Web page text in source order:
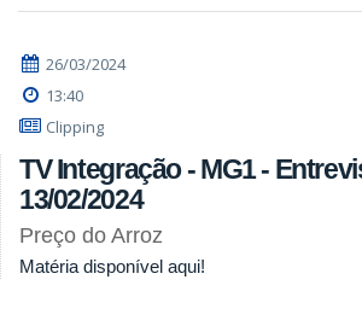
26/03/2024
13:40
Clipping
TV Integração - MG1 -
13/02/2024
Preço do Arroz
Matéria disponível aqui!